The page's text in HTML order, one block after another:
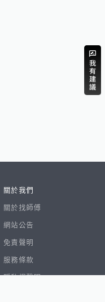
關於我們
關於找師傅
網站公告
免責聲明
服務條款
隱私權聲明